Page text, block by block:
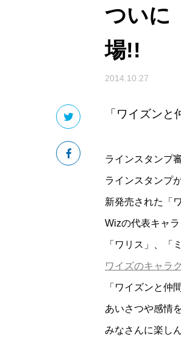
ついに
場!!
2014.10.27
「ワイズン
ラインスタンプ
ラインスタンプ
新発売された「
Wizの代表キャ
「ワリス」、「
ワイズのキャラ
「ワイズンと仲
あいさつや感情
みなさんに楽し